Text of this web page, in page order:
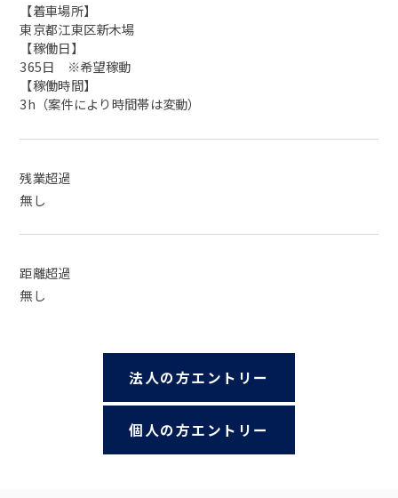
【着車場所】
東京都江東区新木場
【稼働日】
365日 ※希望稼動
【稼働時間】
3h（案件により時間帯は変動）
残業超過
無し
距離超過
無し
法人の方エントリー
個人の方エントリー